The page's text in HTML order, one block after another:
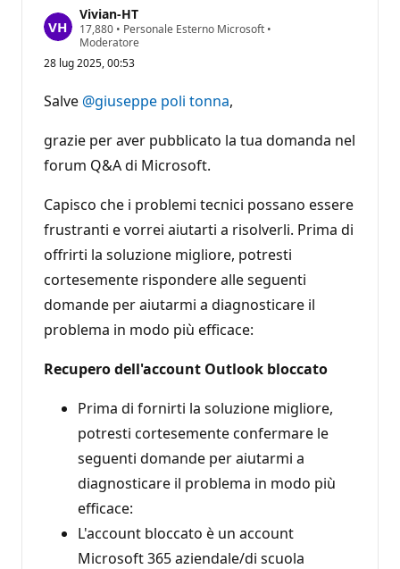
Vivian-HT
17,880 P
u
t
d
i
e
p
u
z
o
e
• Personale Esterno Microsoft •
Moderatore
28 lug 2025, 00:53
Salve @giuseppe poli tonna,
grazie per aver pubblicato la tua domanda nel
forum Q&A di Microsoft.
Capisco che i problemi tecnici possano essere
frustranti e vorrei aiutarti a risolverli. Prima di
offrirti la soluzione migliore, potresti
cortesemente rispondere alle seguenti
domande per aiutarmi a diagnosticare il
problema in modo più efficace:
Recupero dell'account Outlook bloccato
Prima di fornirti la soluzione migliore,
potresti cortesemente confermare le
seguenti domande per aiutarmi a
diagnosticare il problema in modo più
efficace:
L'account bloccato è un account
Microsoft 365 aziendale/di scuola